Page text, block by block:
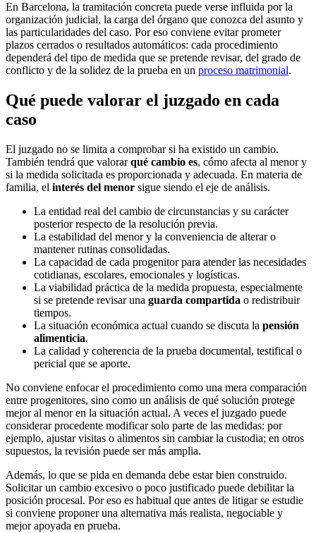
En Barcelona, la tramitación concreta puede verse influida por la
organización judicial, la carga del órgano que conozca del asunto y
las particularidades del caso. Por eso conviene evitar prometer
plazos cerrados o resultados automáticos: cada procedimiento
dependerá del tipo de medida que se pretende revisar, del grado de
conflicto y de la solidez de la prueba en un proceso matrimonial.
Qué puede valorar el juzgado en cada
caso
El juzgado no se limita a comprobar si ha existido un cambio.
También tendrá que valorarqué cambio es, cómo afecta al menor y
si la medida solicitada es proporcionada y adecuada. En materia de
familia, el interés del menor sigue siendo el eje de análisis.
La entidad real del cambio de circunstancias y su carácter
posterior respecto de la resolución previa.
La estabilidad del menor y la conveniencia de alterar o
mantener rutinas consolidadas.
La capacidad de cada progenitor para atender las necesidades
cotidianas, escolares, emocionales y logísticas.
La viabilidad práctica de la medida propuesta, especialmente
si se pretende revisar una guarda compartida o redistribuir
tiempos.
La situación económica actual cuando se discuta la pensión
alimenticia.
La calidad y coherencia de la prueba documental, testifical o
pericial que se aporte.
No conviene enfocar el procedimiento como una mera comparación
entre progenitores, sino como un análisis de qué solución protege
mejor al menor en la situación actual. A veces el juzgado puede
considerar procedente modificar solo parte de las medidas: por
ejemplo, ajustar visitas o alimentos sin cambiar la custodia; en otros
supuestos, la revisión puede ser más amplia.
Además, lo que se pida en demanda debe estar bien construido.
Solicitar un cambio excesivo o poco justificado puede debilitar la
posición procesal. Por eso es habitual que antes de litigar se estudie
si conviene proponer una alternativa más realista, negociable y
mejor apoyada en prueba.